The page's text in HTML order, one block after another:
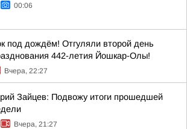
00:06
под дождём! Отгуляли второй день
442-летия Йошкар-Олы!
Вчера, 22:27
Зайцев: Подвожу итоги прошедшей
Вчера, 21:27